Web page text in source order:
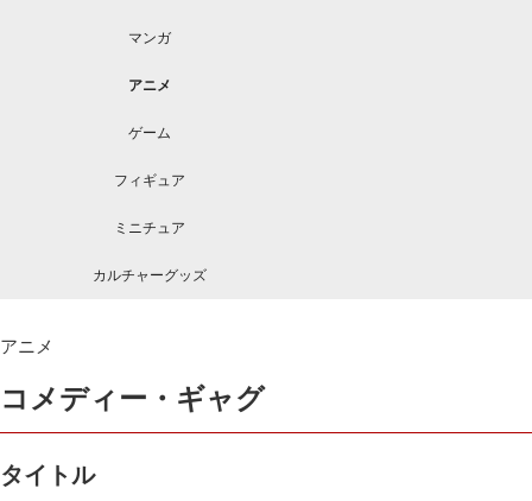
マンガ
アニメ
ゲーム
フィギュア
ミニチュア
カルチャーグッズ
アニメ
コメディー・ギャグ
タイトル